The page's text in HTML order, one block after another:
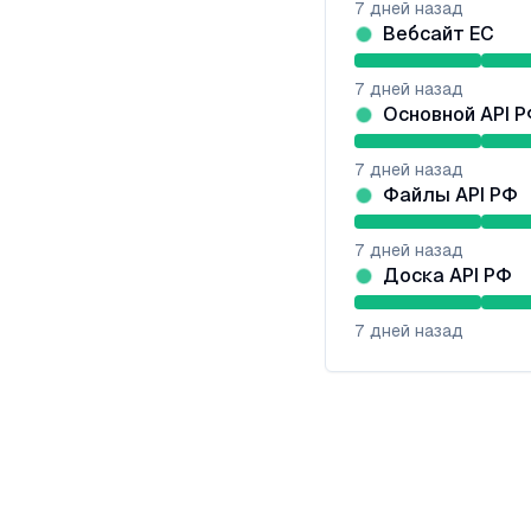
7 дней назад
Вебсайт ЕС
7 дней назад
Основной API
7 дней назад
Файлы API РФ
7 дней назад
Доска API РФ
7 дней назад